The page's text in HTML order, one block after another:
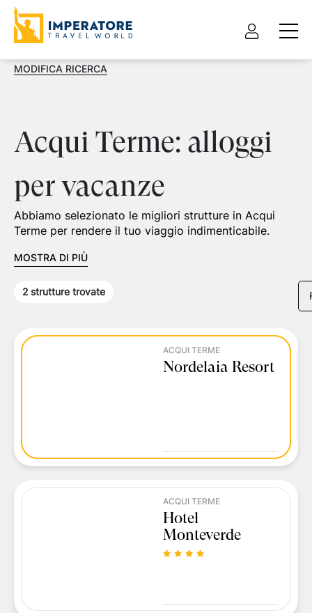
MODIFICA RICERCA
Acqui Terme: alloggi
per vacanze
Abbiamo selezionato le migliori strutture in Acqui
Terme per rendere il tuo viaggio indimenticabile.
MOSTRA DI PIÙ
2 strutture trovate
ACQUI TERME
Nordelaia Resort
ACQUI TERME
Hotel
Monteverde